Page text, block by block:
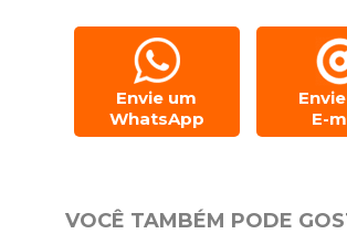
Envie um
WhatsApp
E-
VOCÊ TAMBÉM PODE